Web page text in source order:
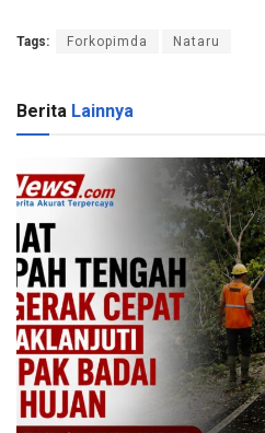
Tags: Forkopimda Nataru
Berita Lainnya